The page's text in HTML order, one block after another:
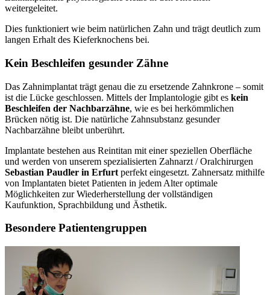
weitergeleitet.
Dies funktioniert wie beim natürlichen Zahn und trägt deutlich zum
langen Erhalt des Kieferknochens bei.
Kein Beschleifen gesunder Zähne
Das Zahnimplantat trägt genau die zu ersetzende Zahnkrone – somit
ist die Lücke geschlossen. Mittels der Implantologie gibt es kein
Beschleifen der Nachbarzähne, wie es bei herkömmlichen
Brücken nötig ist. Die natürliche Zahnsubstanz gesunder
Nachbarzähne bleibt unberührt.
Implantate bestehen aus Reintitan mit einer speziellen Oberfläche
und werden von unserem spezialisierten Zahnarzt / Oralchirurgen
Sebastian Paudler in Erfurt perfekt eingesetzt. Zahnersatz mithilfe
von Implantaten bietet Patienten in jedem Alter optimale
Möglichkeiten zur Wiederherstellung der vollständigen
Kaufunktion, Sprachbildung und Ästhetik.
Besondere Patientengruppen